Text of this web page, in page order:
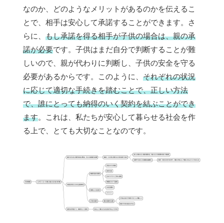
なのか、どのようなメリットがあるのかを伝えるこ
とで、相手は安心して承諾することができます。さ
らに、 もし承諾を得る相手が子供の場合は、親の承
諾が必要です。子供はまだ自分で判断することが難
しいので、親が代わりに判断し、子供の安全を守る
必要があるからです。このように、 それぞれの状況
に応じて適切な手続きを踏むことで、正しい方法
で、誰にとっても納得のいく契約を結ぶことができ
ます。これは、私たちが安心して暮らせる社会を作
る上で、とても大切なことなのです。